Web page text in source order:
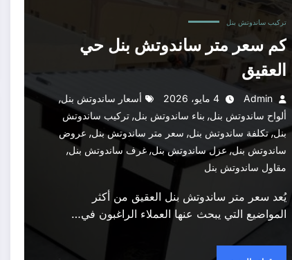
تركيب ساندوتش بنل
كم سعر متر ساندوتش بنل حي
العقيق
Admin 4 مايو، 2026 أسعار ساندوتش بنل,
ألواح ساندوتش بنل, بناء ساندوتش بنل, تركيب ساندوتش
بنل,تكلفة ساندوتش بنل, سعر متر ساندوتش بنل, عروض
ساندوتش بنل,عزل ساندوتش بنل,غرف ساندوتش بنل,
مقاول ساندوتش بنل
يُعد سعر متر ساندوتش بنل العقيق من أكثر
المواضيع التي يبحث عنها العملاء الراغبون في…